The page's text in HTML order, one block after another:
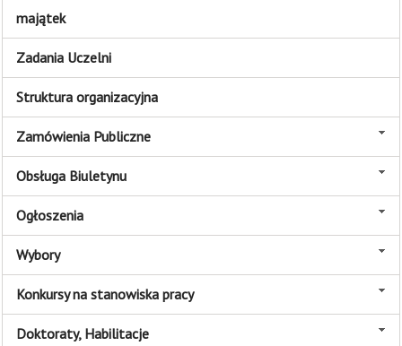
majątek
Zadania Uczelni
Struktura organizacyjna
Zamówienia Publiczne
Obsługa Biuletynu
Ogłoszenia
Wybory
Konkursy na stanowiska pracy
Doktoraty, Habilitacje